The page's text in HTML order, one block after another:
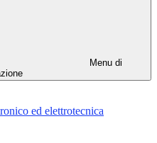
Menu di
ed elettrotecnica